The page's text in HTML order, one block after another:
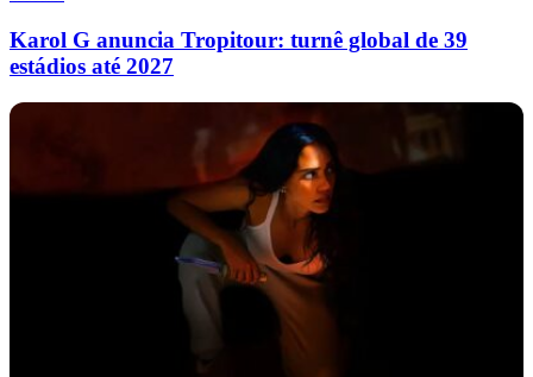
Karol G anuncia Tropitour: turnê global de 39
estádios até 2027